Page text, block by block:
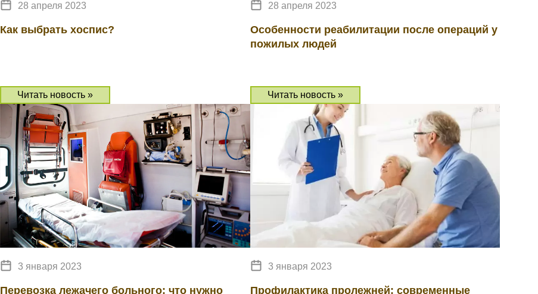
28 апреля 2023
Как выбрать хоспис?
Читать новость »
28 апреля 2023
Особенности реабилитации после операций у
пожилых людей
Читать новость »
3 января 2023
Перевозка лежачего больного: что нужно
3 января 2023
Профилактика пролежней: современные